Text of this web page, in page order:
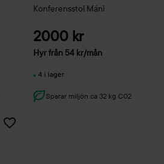
Konferensstol Máni
2000 kr
Hyr från 54 kr/mån
4 i lager
Sparar miljön ca 32 kg C02